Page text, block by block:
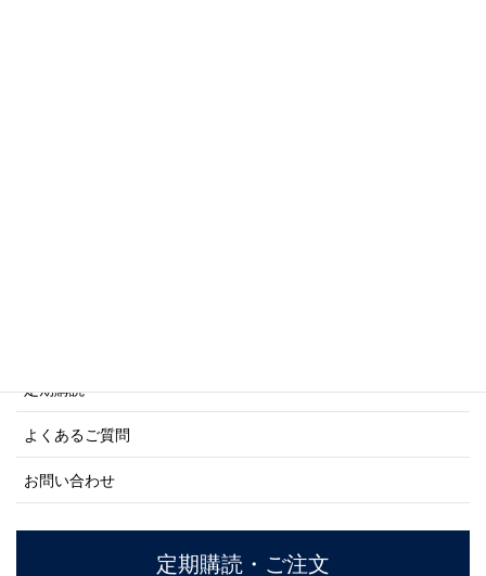
定期購読
よくあるご質問
お問い合わせ
定期購読・ご注文